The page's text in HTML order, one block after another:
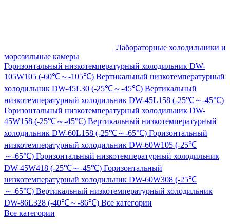
Лабораторные холодильники и
морозильные камеры
Горизонтальный низкотемпературный холодильник DW-
105W105 (-60℃～-105℃) Вертикальный низкотемпературный
холодильник DW-45L30 (-25℃～-45℃) Вертикальный
низкотемпературный холодильник DW-45L158 (-25℃～-45℃)
Горизонтальный низкотемпературный холодильник DW-
45W158 (-25℃～-45℃) Вертикальный низкотемпературный
холодильник DW-60L158 (-25℃～-65℃) Горизонтальный
низкотемпературный холодильник DW-60W105 (-25℃
～-65℃) Горизонтальный низкотемпературный холодильник
DW-45W418 (-25℃～-45℃) Горизонтальный
низкотемпературный холодильник DW-60W308 (-25℃
～-65℃) Вертикальный низкотемпературный холодильник
DW-86L328 (-40℃～-86℃) Все категории
Все категории